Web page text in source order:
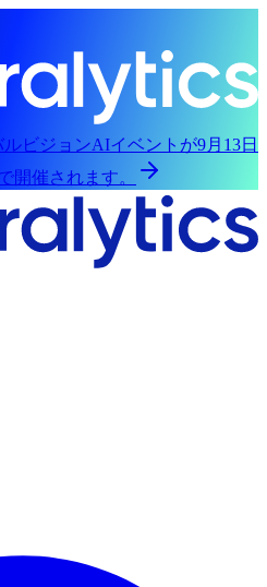
ルビジョンAIイベントが9月13日
開催されます。